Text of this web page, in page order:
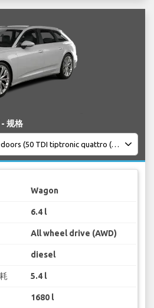
规格
Wagon
6.4 l
All wheel drive (AWD)
diesel
5.4 l
1680 l